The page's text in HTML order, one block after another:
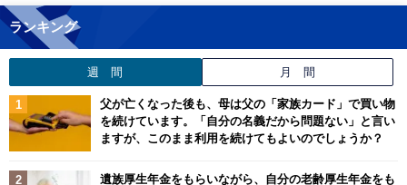
ランキング
週 間 月 間
父が亡くなった後も、母は父の「家族カード」で買い物
を続けています。「自分の名義だから問題ない」と言い
ますが、このまま利用を続けてもよいのでしょうか？
遺族厚生年金をもらいながら、自分の老齢厚生年金をも